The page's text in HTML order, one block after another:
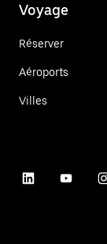
Voyage
Réserver
Aéroports
Villes